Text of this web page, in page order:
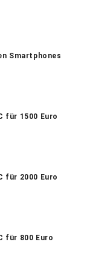
Smartphones
für 1500 Euro
für 2000 Euro
für 800 Euro